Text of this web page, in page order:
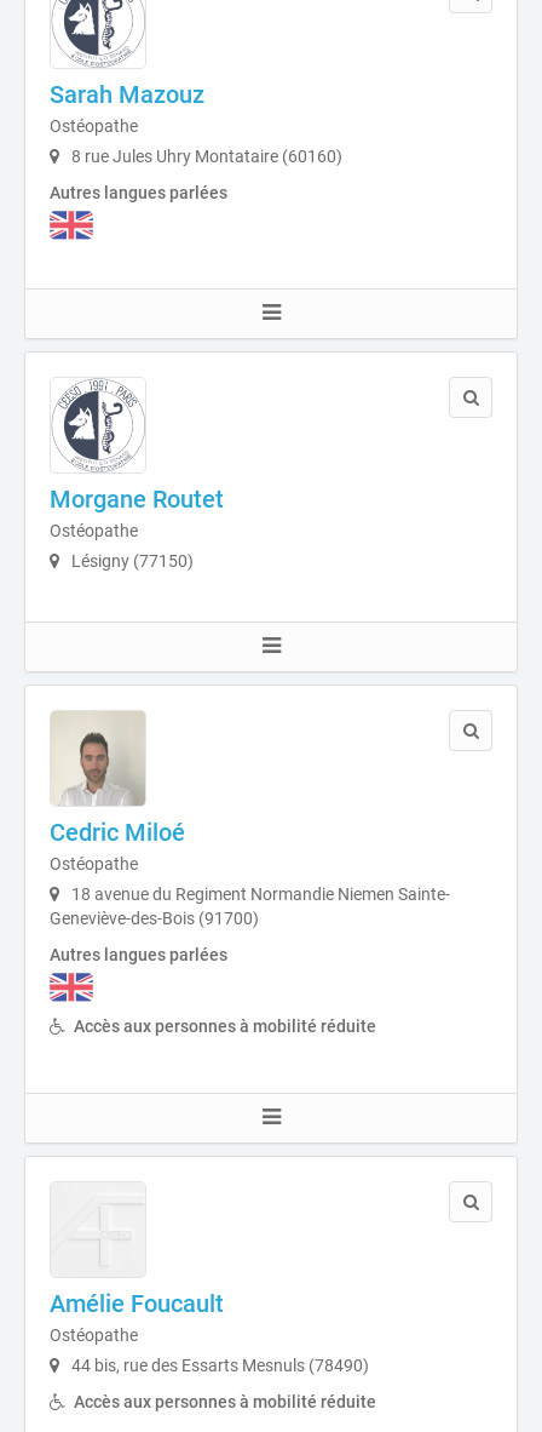
Sarah Mazouz
Ostéopathe
8 rue Jules Uhry Montataire (60160)
Autres langues parlées
Morgane Routet
Ostéopathe
Lésigny (77150)
Cedric Miloé
Ostéopathe
18 avenue du Regiment Normandie Niemen Sainte-
Geneviève-des-Bois (91700)
Autres langues parlées
Accès aux personnes à mobilité réduite
Amélie Foucault
Ostéopathe
44 bis, rue des Essarts Mesnuls (78490)
Accès aux personnes à mobilité réduite